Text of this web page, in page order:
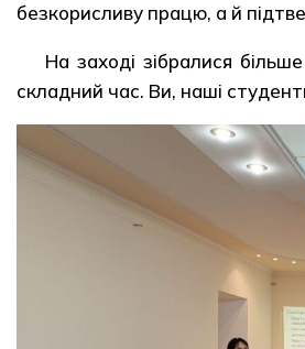
безкорисливу працю, а й
На заході зібралися
складний час. Ви, наші